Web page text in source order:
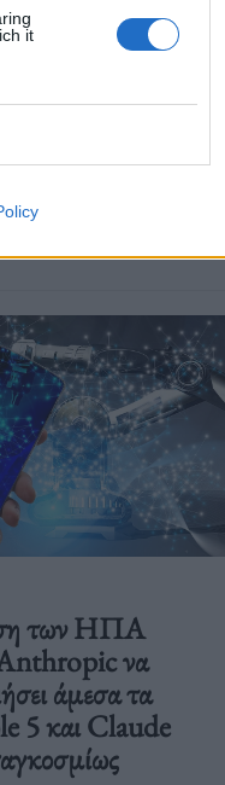
it
των ΗΠΑ
Anthropic να
άμεσα τα
5 και Claude